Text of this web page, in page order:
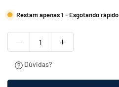
Restam apenas 1 - Esgotando rápido
Dúvidas?